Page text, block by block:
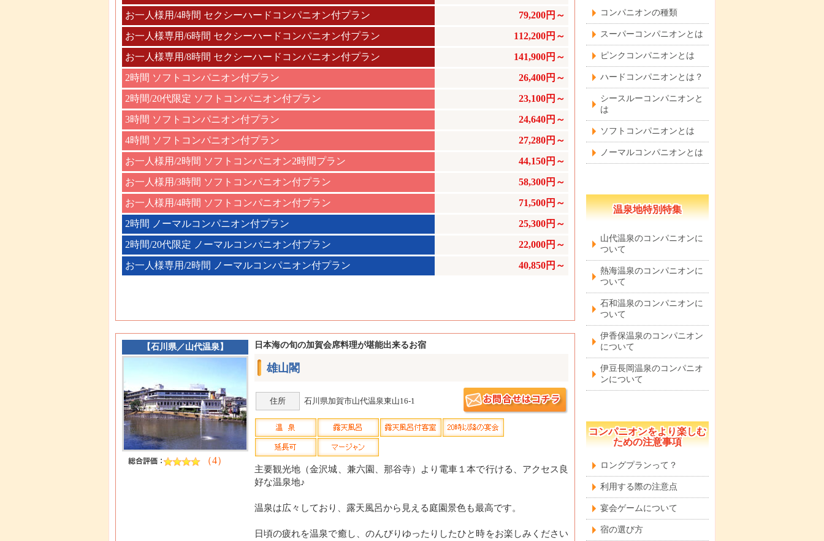
お一人様用/4時間 セクシーハードコンパニオン付プラン
79,200円～
お一人様専用/6時間 セクシーハードコンパニオン付プラン
112,200円～
お一人様専用/8時間 セクシーハードコンパニオン付プラン
141,900円～
2時間 ソフトコンパニオン付プラン
26,400円～
2時間/20代限定 ソフトコンパニオン付プラン
23,100円～
3時間 ソフトコンパニオン付プラン
24,640円～
4時間 ソフトコンパニオン付プラン
27,280円～
お一人様用/2時間 ソフトコンパニオン2時間プラン
44,150円～
お一人様用/3時間 ソフトコンパニオン付プラン
58,300円～
お一人様用/4時間 ソフトコンパニオン付プラン
71,500円～
2時間 ノーマルコンパニオン付プラン
25,300円～
2時間/20代限定 ノーマルコンパニオン付プラン
22,000円～
お一人様専用/2時間 ノーマルコンパニオン付プラン
40,850円～
【石川県／山代温泉】
（4）
日本海の旬の加賀会席料理が堪能出来るお宿
雄山閣
住所 石川県加賀市山代温泉東山16-1
主要観光地（金沢城、兼六園、那谷寺）より電車１本で行ける、アクセス良
好な温泉地♪
温泉は広々しており、露天風呂から見える庭園景色も最高です。
日頃の疲れを温泉で癒し、のんびりゆったりしたひと時をお楽しみください
コンパニオンの種類
スーパーコンパニオンとは
ピンクコンパニオンとは
ハードコンパニオンとは？
シースルーコンパニオンと
は
ソフトコンパニオンとは
ノーマルコンパニオンとは
温泉地特別特集
山代温泉のコンパニオンに
ついて
熱海温泉のコンパニオンに
ついて
石和温泉のコンパニオンに
ついて
伊香保温泉のコンパニオン
について
伊豆長岡温泉のコンパニオ
ンについて
コンパニオンをより楽しむ
ための注意事項
ロングプランって？
利用する際の注意点
宴会ゲームについて
宿の選び方